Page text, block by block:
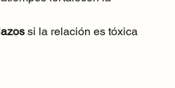
si la relación es tóxica